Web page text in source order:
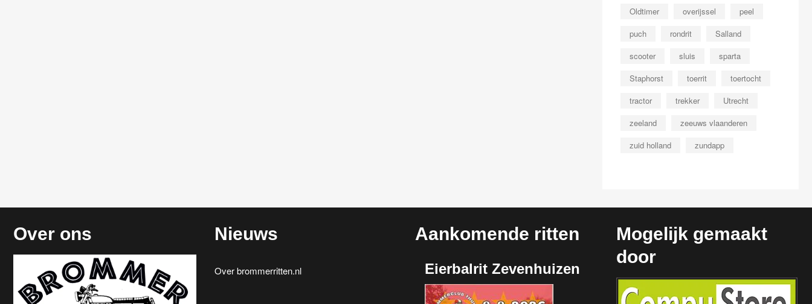
Oldtimer
overijssel
peel
puch
rondrit
Salland
scooter
sluis
sparta
Staphorst
toerrit
toertocht
tractor
trekker
Utrecht
zeeland
zeeuws vlaanderen
zuid holland
zundapp
Over ons Nieuws
Over brommerritten.nl
Aankomende ritten
Eierbalrit Zevenhuizen
Mogelijk gemaakt
door